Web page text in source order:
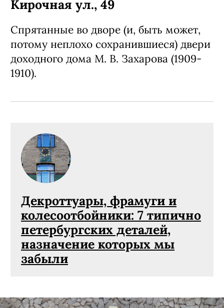
Кирочная ул., 49
Спрятанные во дворе (и, быть может,
потому неплохо сохранившиеся) двери
доходного дома М. В. Захарова (1909-
1910).
Декроттуары, фрамуги и
колесоотбойники: 7 типично
петербургских деталей,
назначение которых мы
забыли